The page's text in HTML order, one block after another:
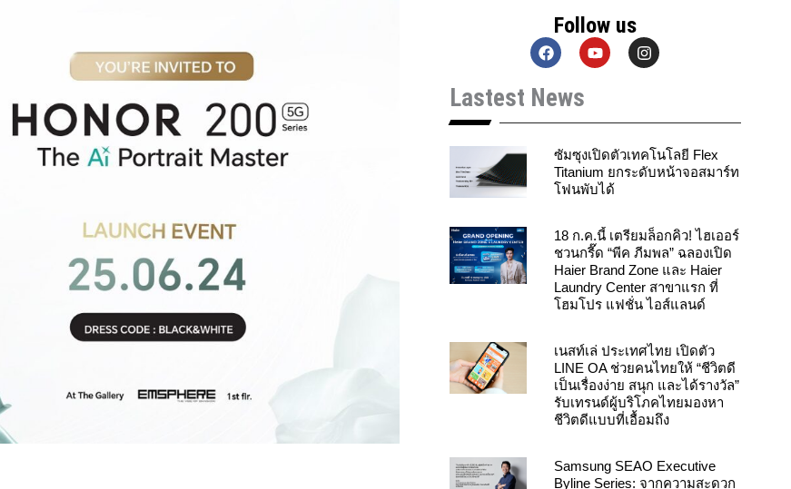
Follow us
F
a
e
b
o
Y
o
b
I
n
g
a
m
Lastest News
ซัมซุงเปิดตัวเทคโนโลยี Flex
Titanium ยกระดับหน้าจอสมาร์ท
โฟนพับได้
18 ก.ค.นี้ เตรียมล็อกคิว! ไฮเออร์
ชวนกรี๊ด “พีค ภีมพล” ฉลองเปิด
Haier Brand Zone และ Haier
Laundry Center สาขาแรก ที่
โฮมโปร แฟชั่น ไอส์แลนด์
เนสท์เล่ ประเทศไทย เปิดตัว
LINE OA ช่วยคนไทยให้ “ชีวิตดี
เป็นเรื่องง่าย สนุก และได้รางวัล”
รับเทรนด์ผู้บริโภคไทยมองหา
ชีวิตดีแบบที่เอื้อมถึง
Samsung SEAO Executive
Byline Series: จากความสะดวก